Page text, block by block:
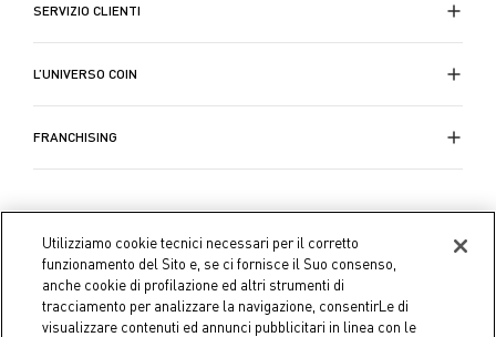
SERVIZIO CLIENTI
L’UNIVERSO COIN
FRANCHISING
Utilizziamo cookie tecnici necessari per il corretto
funzionamento del Sito e, se ci fornisce il Suo consenso,
anche cookie di profilazione ed altri strumenti di
tracciamento per analizzare la navigazione, consentirLe di
visualizzare contenuti ed annunci pubblicitari in linea con le